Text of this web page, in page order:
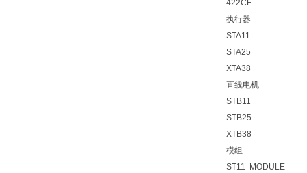
422CE
执行器
STA11
STA25
XTA38
直线电机
STB11
STB25
XTB38
模组
ST11 MODULE